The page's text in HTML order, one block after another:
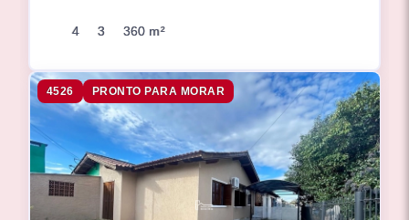
4 3 360 m²
4526 PRONTO PARA MORAR